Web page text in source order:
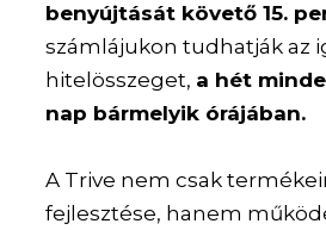
benyújtását követő 15.
számlájukon tudhatják az
hitelösszeget, a hét
nap bármelyik órájában.
A Trive nem csak
fejlesztése, hanem